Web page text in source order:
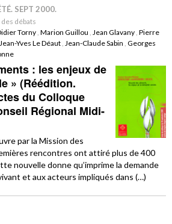
SEPT 2000.
débats
Torny , Marion Guillou , Jean Glavany , Pierre
Jean-Yves Le Déaut , Jean-Claude Sabin , Georges
: les enjeux de
» (Réédition.
du Colloque
Régional Midi-
par la Mission des
rencontres ont attiré plus de 400
nouvelle donne qu’imprime la demande
et aux acteurs impliqués dans (…)